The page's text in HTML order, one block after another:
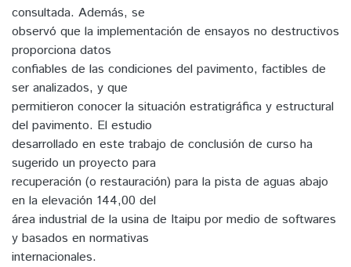
consultada. Además, se
observó que la implementación de ensayos no destructivos
proporciona datos
confiables de las condiciones del pavimento, factibles de
ser analizados, y que
permitieron conocer la situación estratigráfica y estructural
del pavimento. El estudio
desarrollado en este trabajo de conclusión de curso ha
sugerido un proyecto para
recuperación (o restauración) para la pista de aguas abajo
en la elevación 144,00 del
área industrial de la usina de Itaipu por medio de softwares
y basados en normativas
internacionales.